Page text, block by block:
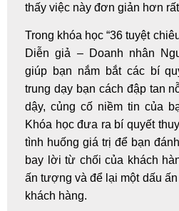
thấy việc này đơn giản hơn
Trong khóa học “36 tuyệt
Diễn giả – Doanh nhân
giúp bạn nắm bắt các bí
trung dạy bạn cách đập tan
dậy, củng cố niềm tin của
Khóa học đưa ra bí quyết
tình huống giá trị để bạn
bay lời từ chối của khách
ấn tượng và để lại một dấu
khách hàng.